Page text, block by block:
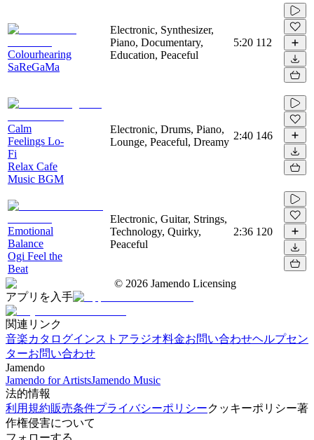
Colourhearing
SaReGaMa
Electronic, Synthesizer,
Piano, Documentary,
Education, Peaceful
5:20 112
Calm
Feelings Lo-
Fi
Relax Cafe
Music BGM
Electronic, Drums, Piano,
Lounge, Peaceful, Dreamy
2:40 146
Emotional
Balance
Ogi Feel the
Beat
Electronic, Guitar, Strings,
Technology, Quirky,
Peaceful
2:36 120
© 2026 Jamendo Licensing
アプリを入手
関連リンク
音楽カタログインストアラジオ料金お問い合わせヘルプセン
ターお問い合わせ
Jamendo
Jamendo for ArtistsJamendo Music
法的情報
利用規約販売条件プライバシーポリシークッキーポリシー著
作権侵害について
フォローする